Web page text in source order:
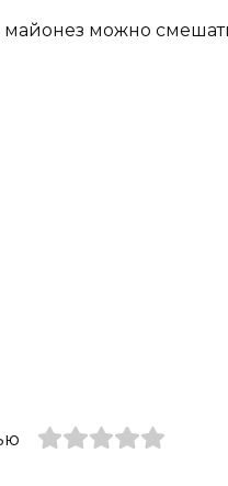
можно